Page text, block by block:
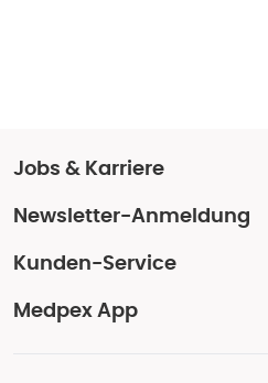
Jobs & Karriere
Newsletter-Anmeldung
Kunden-Service
Medpex App